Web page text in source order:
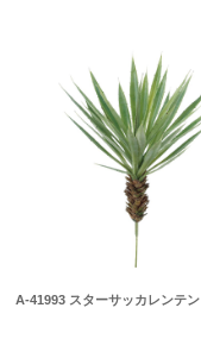
A-41993 スターサッカレンテン